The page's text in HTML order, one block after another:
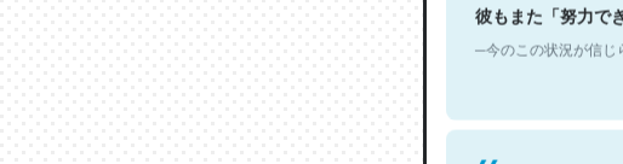
─今のこの状況が信じ